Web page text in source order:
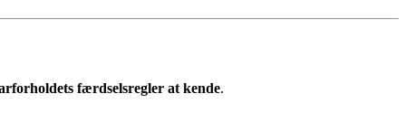
færdselsregler at kende.